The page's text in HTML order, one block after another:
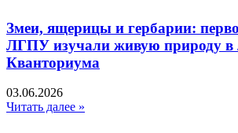
Змеи, ящерицы и гербарии:
ЛГПУ изучали живую природу в
Кванториума
03.06.2026
Читать далее »